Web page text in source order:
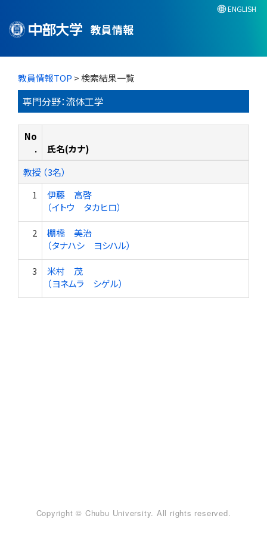
教員情報
ENGLISH
教員情報TOP > 検索結果一覧
専門分野：流体工学
No
.
氏名(カナ)
教授 （3名）
1
伊藤 高啓
（イトウ タカヒロ）
2
棚橋 美治
（タナハシ ヨシハル）
3
米村 茂
（ヨネムラ シゲル）
Copyright © Chubu University. All rights reserved.